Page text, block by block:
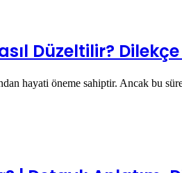
Düzeltilir?
hayati öneme sahiptir. Ancak bu